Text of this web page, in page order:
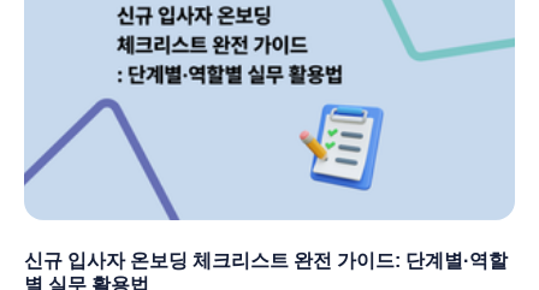
신규 입사자 온보딩 체크리스트 완전 가이드: 단계별·역할
별 실무 활용법